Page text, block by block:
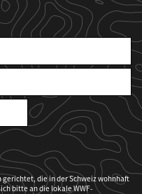
die in der Schweiz wohnhaft
bitte an die lokale WWF-